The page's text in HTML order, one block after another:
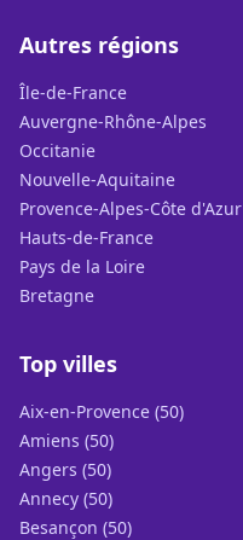
Autres régions
Île-de-France
Auvergne-Rhône-Alpes
Occitanie
Nouvelle-Aquitaine
Provence-Alpes-Côte d'Azur
Hauts-de-France
Pays de la Loire
Bretagne
Top villes
Aix-en-Provence (50)
Amiens (50)
Angers (50)
Annecy (50)
Besançon (50)